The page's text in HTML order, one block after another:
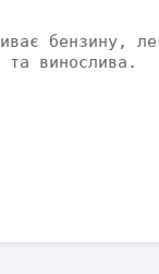
бензину,
та винослива.